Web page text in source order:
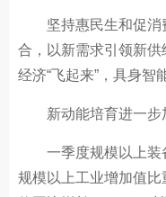
坚持惠民生和促消
合，以新需求引领新
经济“飞起来”，具身智
新动能培育进一
一季度规模以上装
规模以上工业增加值